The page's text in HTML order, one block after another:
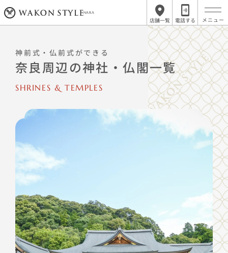
NARA
店舗一覧 電話する
神前式・仏前式ができる
奈良周辺の神社・仏閣一覧
SHRINES & TEMPLES